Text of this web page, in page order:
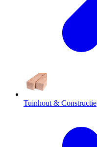
Tuinhout & Constructie